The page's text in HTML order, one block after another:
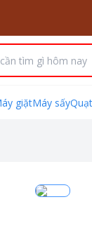
giặtMáy sấyQuạt